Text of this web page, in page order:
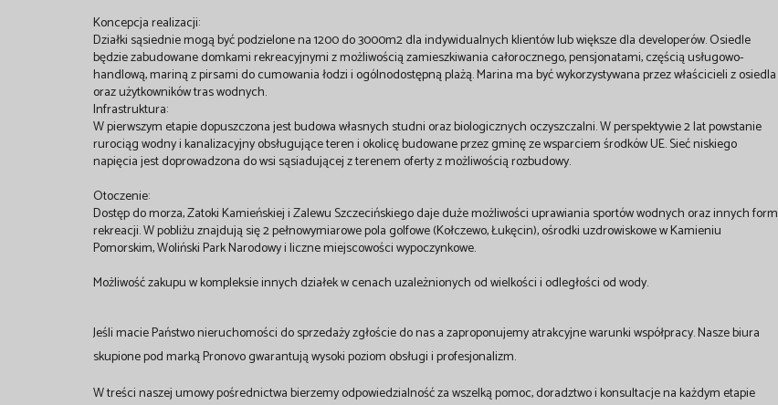
Koncepcja realizacji:
Działki sąsiednie mogą być podzielone na 1200 do 3000m2 dla indywidualnych klientów lub większe dla developerów. Osiedle
będzie zabudowane domkami rekreacyjnymi z możliwością zamieszkiwania całorocznego, pensjonatami, częścią usługowo-
handlową, mariną z pirsami do cumowania łodzi i ogólnodostępną plażą. Marina ma być wykorzystywana przez właścicieli z osiedla
oraz użytkowników tras wodnych.
Infrastruktura:
W pierwszym etapie dopuszczona jest budowa własnych studni oraz biologicznych oczyszczalni. W perspektywie 2 lat powstanie
rurociąg wodny i kanalizacyjny obsługujące teren i okolicę budowane przez gminę ze wsparciem środków UE. Sieć niskiego
napięcia jest doprowadzona do wsi sąsiadującej z terenem oferty z możliwością rozbudowy.
Otoczenie:
Dostęp do morza, Zatoki Kamieńskiej i Zalewu Szczecińskiego daje duże możliwości uprawiania sportów wodnych oraz innych form
rekreacji. W pobliżu znajdują się 2 pełnowymiarowe pola golfowe (Kołczewo, Łukęcin), ośrodki uzdrowiskowe w Kamieniu
Pomorskim, Woliński Park Narodowy i liczne miejscowości wypoczynkowe.
Możliwość zakupu w kompleksie innych działek w cenach uzależnionych od wielkości i odległości od wody.
Jeśli macie Państwo nieruchomości do sprzedaży zgłoście do nas a zaproponujemy atrakcyjne warunki współpracy. Nasze biura
skupione pod marką Pronovo gwarantują wysoki poziom obsługi i profesjonalizm.
W treści naszej umowy pośrednictwa bierzemy odpowiedzialność za wszelką pomoc, doradztwo i konsultacje na każdym etapie